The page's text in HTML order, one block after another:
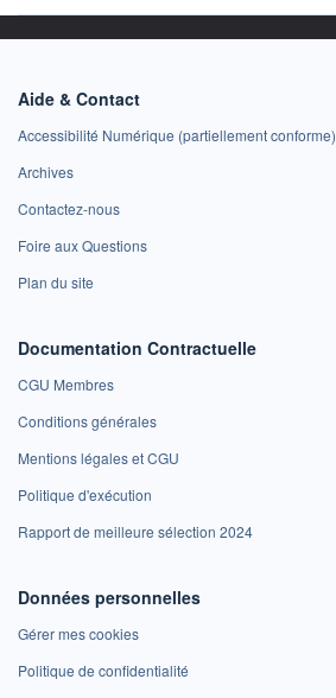
Aide & Contact
Accessibilité Numérique (partiellement conforme)
Archives
Contactez-nous
Foire aux Questions
Plan du site
Documentation Contractuelle
CGU Membres
Conditions générales
Mentions légales et CGU
Politique d'exécution
Rapport de meilleure sélection 2024
Données personnelles
Gérer mes cookies
Politique de confidentialité